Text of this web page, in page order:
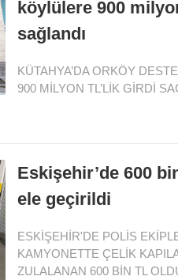
köylülere 900
sağlandı
KÜTAHYA’DA ORKÖY
900 MİLYON TL’LİK GİRDİ
Eskişehir’de 600
ele geçirildi
ESKİŞEHİR'DE POLİS
KAMYONETTE ÇELİK
ZULALANAN 600 BİN TL